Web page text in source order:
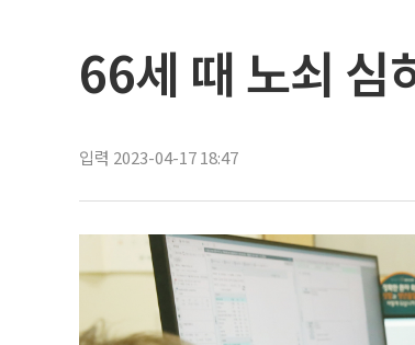
66세 때 노쇠 심
입력 2023-04-17 18:47